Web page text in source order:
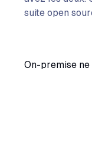
suite open
On-premise